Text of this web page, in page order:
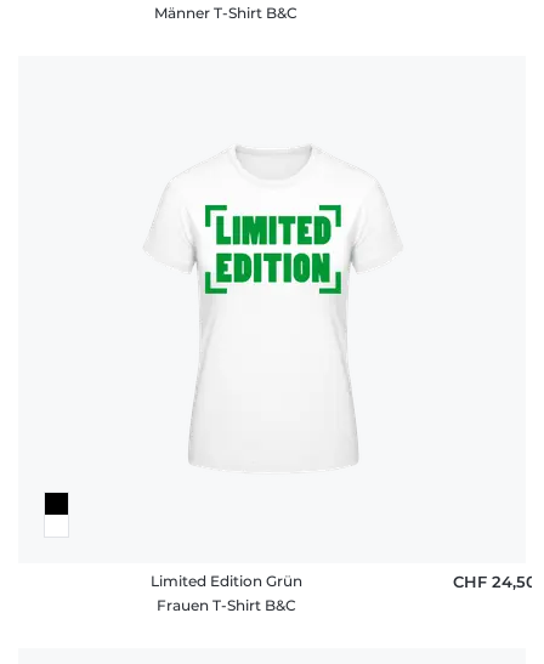
Männer T-Shirt B&C
Limited Edition Grün
Frauen T-Shirt B&C
CHF 24,50